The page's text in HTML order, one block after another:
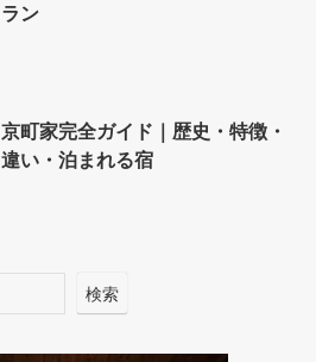
ラン
京町家完全ガイド｜歴史・特徴・
違い・泊まれる宿
検索